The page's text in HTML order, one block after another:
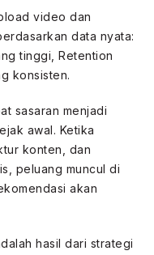
video dan
data nyata:
tinggi, Retention
konsisten.
sasaran menjadi
awal. Ketika
konten, dan
peluang muncul di
akan
hasil dari strategi